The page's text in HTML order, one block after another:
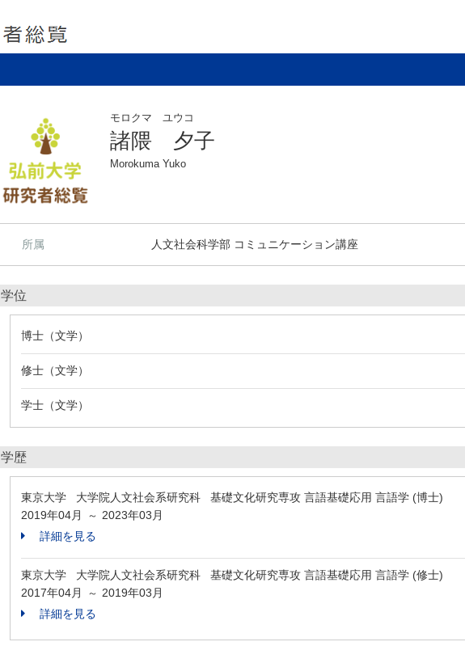
モロクマ ユウコ
諸隈 夕子
Morokuma Yuko
所属 人文社会科学部 コミュニケーション講座
学位
博士（文学）
修士（文学）
学士（文学）
学歴
東京大学 大学院人文社会系研究科 基礎文化研究専攻 言語基礎応用 言語学 (博士)
2019年04月
～ 2023年03月
詳細を見る
東京大学 大学院人文社会系研究科 基礎文化研究専攻 言語基礎応用 言語学 (修士)
2017年04月
～ 2019年03月
詳細を見る